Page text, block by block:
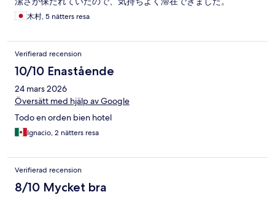
木村, 5 nätters resa
Verifierad recension
10/10 Enastående
24 mars 2026
Översätt med hjälp av Google
Todo en orden bien hotel
Ignacio, 2 nätters resa
Verifierad recension
8/10 Mycket bra